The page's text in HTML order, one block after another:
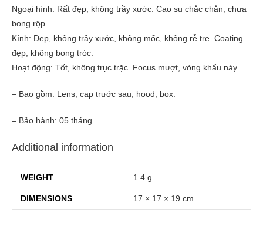
Ngoại hình: Rất đẹp, không trầy xước. Cao su chắc chắn, chưa
bong rộp.
Kính: Đẹp, không trầy xước, không mốc, không rễ tre. Coating
đẹp, không bong tróc.
Hoạt động: Tốt, không trục trặc. Focus mượt, vòng khẩu nảy.
– Bao gồm: Lens, cap trước sau, hood, box.
– Bảo hành: 05 tháng.
Additional information
WEIGHT 1.4 g
DIMENSIONS 17 × 17 × 19 cm